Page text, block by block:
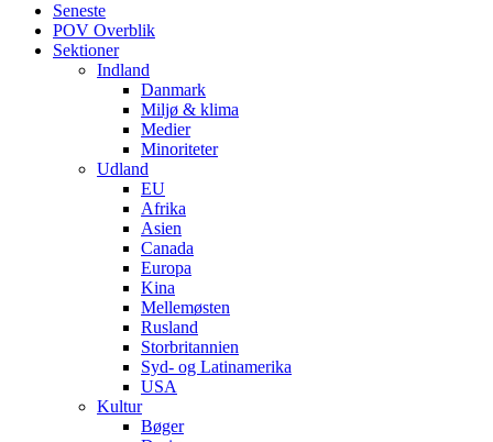
Seneste
POV Overblik
Sektioner
Indland
Danmark
Miljø & klima
Medier
Minoriteter
Udland
EU
Afrika
Asien
Canada
Europa
Kina
Mellemøsten
Rusland
Storbritannien
Syd- og Latinamerika
USA
Kultur
Bøger